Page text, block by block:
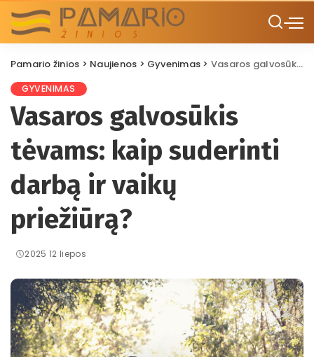
Pamario žinios > Naujienos > Gyvenimas > Vasaros galvosūkis tėvams: kaip suderinti darbą ir vaikų priežiūrą?
GYVENIMAS
Vasaros galvosūkis
tėvams: kaip suderinti
darbą ir vaikų
priežiūrą?
2025 12 liepos